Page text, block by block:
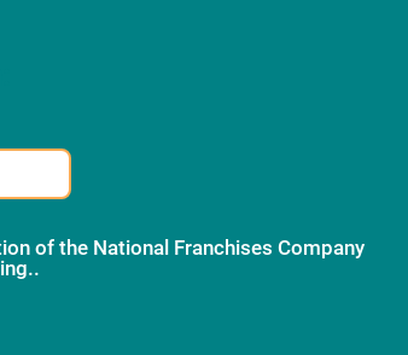
of the National Franchises Company